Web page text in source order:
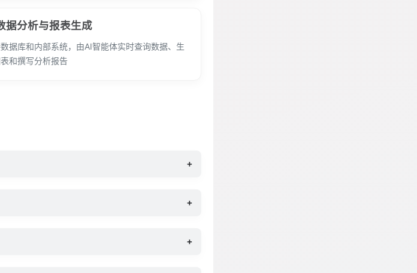
据分析与报表生成
据库和内部系统，由AI智能体实时查询数据、生
和撰写分析报告
+
+
+